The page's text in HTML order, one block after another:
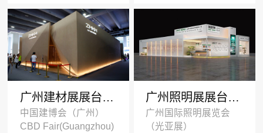
广州建材展展台设计搭建案例-ZMKM芝麻开门
中国建博会（广州）
CBD Fair(Guangzhou)
广州照明展展台搭建案例-国盈光电2024
广州国际照明展览会
（光亚展）